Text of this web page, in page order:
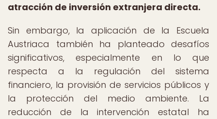
atracción de inversión extranjera directa.
Sin embargo, la aplicación de la Escuela
Austriaca también ha planteado desafíos
significativos, especialmente en lo que
respecta a la regulación del sistema
financiero, la provisión de servicios públicos y
la protección del medio ambiente. La
reducción de la intervención estatal ha